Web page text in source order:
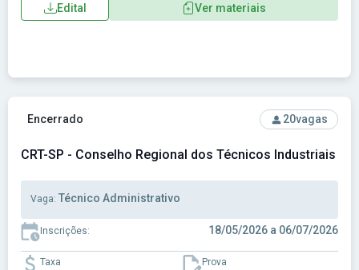
Edital Ver materiais
Ver concurso: CRT-SP - Conselho Regional dos Técnicos
Encerrado 20vagas
CRT-SP - Conselho Regional dos Técnicos Industriais do
Vaga: Técnico Administrativo
Inscrições: 18/05/2026 a 06/07/2026
Taxa Prova